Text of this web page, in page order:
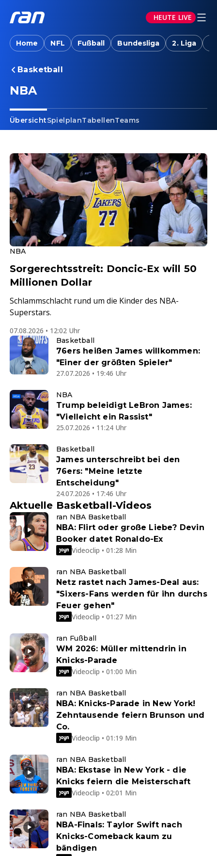
HEUTE LIVE
Home NFL Fußball Bundesliga 2. Liga
Basketball
NBA
ÜbersichtSpielplanTabellenTeams
NBA
Sorgerechtsstreit: Doncic-Ex will 50
Millionen Dollar
Schlammschlacht rund um die Kinder des NBA-
Superstars.
07.08.2026 • 12:02 Uhr
Basketball
76ers heißen James willkommen:
"Einer der größten Spieler"
27.07.2026 • 19:46 Uhr
NBA
Trump beleidigt LeBron James:
"Vielleicht ein Rassist"
25.07.2026 • 11:24 Uhr
Basketball
James unterschreibt bei den
76ers: "Meine letzte
Entscheidung"
24.07.2026 • 17:46 Uhr
Aktuelle Basketball-Videos
ran NBA Basketball
NBA: Flirt oder große Liebe? Devin
Booker datet Ronaldo-Ex
Videoclip • 01:28 Min
ran NBA Basketball
Netz rastet nach James-Deal aus:
"Sixers-Fans werden für ihn durchs
Feuer gehen"
Videoclip • 01:27 Min
ran Fußball
WM 2026: Müller mittendrin in
Knicks-Parade
Videoclip • 01:00 Min
ran NBA Basketball
NBA: Knicks-Parade in New York!
Zehntausende feiern Brunson und
Co.
Videoclip • 01:19 Min
ran NBA Basketball
NBA: Ekstase in New York - die
Knicks feiern die Meisterschaft
Videoclip • 02:01 Min
ran NBA Basketball
NBA-Finals: Taylor Swift nach
Knicks-Comeback kaum zu
bändigen